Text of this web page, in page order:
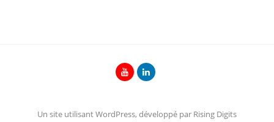
Un site utilisant WordPress, développé par Rising Digits